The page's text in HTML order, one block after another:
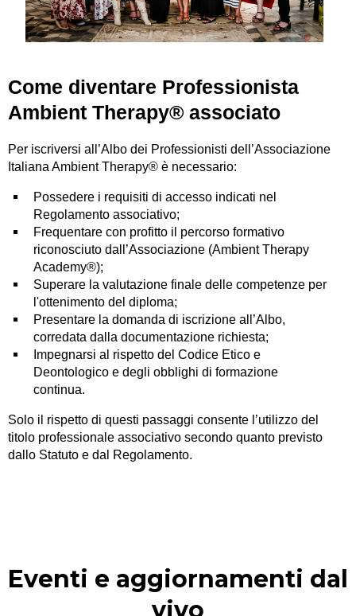
Come diventare Professionista
Ambient Therapy® associato
Per iscriversi all’Albo dei Professionisti dell’Associazione
Italiana Ambient Therapy® è necessario:
Possedere i requisiti di accesso indicati nel
Regolamento associativo;
Frequentare con profitto il percorso formativo
riconosciuto dall’Associazione (Ambient Therapy
Academy®);
Superare la valutazione finale delle competenze per
l'ottenimento del diploma;
Presentare la domanda di iscrizione all’Albo,
corredata dalla documentazione richiesta;
Impegnarsi al rispetto del Codice Etico e
Deontologico e degli obblighi di formazione
continua.
Solo il rispetto di questi passaggi consente l’utilizzo del
titolo professionale associativo secondo quanto previsto
dallo Statuto e dal Regolamento.
Eventi e aggiornamenti dal
vivo